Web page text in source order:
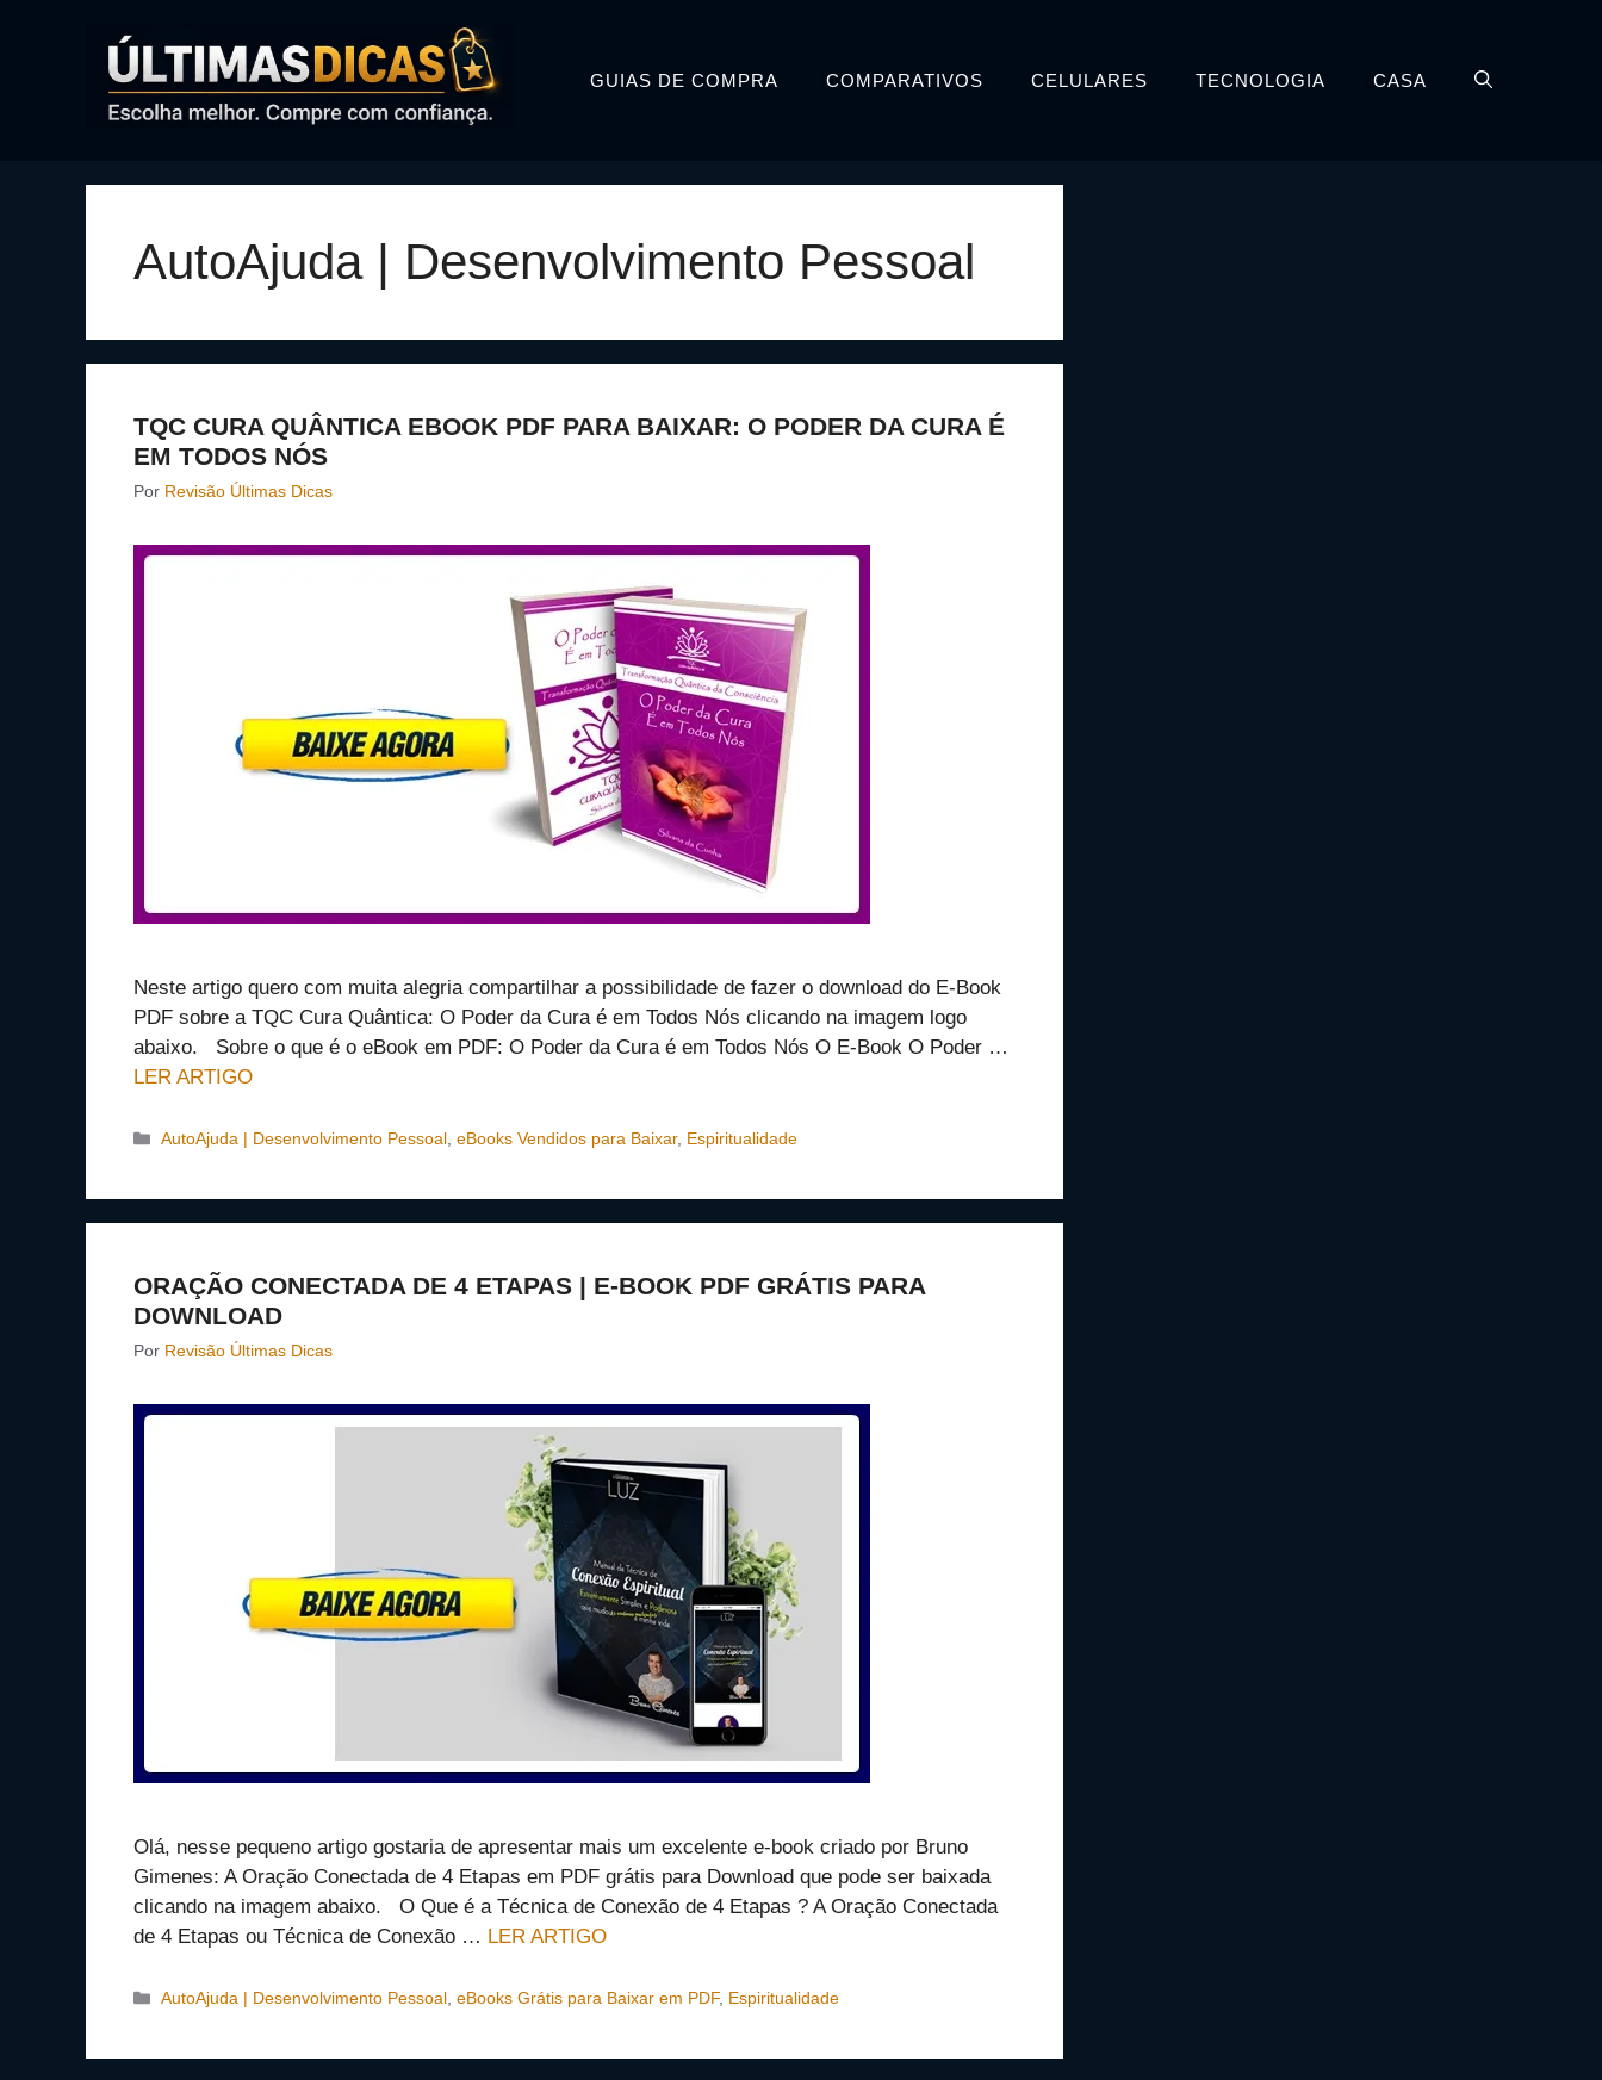
GUIAS DE COMPRA COMPARATIVOS CELULARES TECNOLOGIA CASA
AutoAjuda | Desenvolvimento Pessoal
TQC CURA QUÂNTICA EBOOK PDF PARA BAIXAR: O PODER DA CURA É
EM TODOS NÓS
Por Revisão Últimas Dicas
Neste artigo quero com muita alegria compartilhar a possibilidade de fazer o download do E-Book
PDF sobre a TQC Cura Quântica: O Poder da Cura é em Todos Nós clicando na imagem logo
abaixo. Sobre o que é o eBook em PDF: O Poder da Cura é em Todos Nós O E-Book O Poder …
LER ARTIGO
Categorias
AutoAjuda | Desenvolvimento Pessoal,eBooks Vendidos para Baixar, Espiritualidade
ORAÇÃO CONECTADA DE 4 ETAPAS | E-BOOK PDF GRÁTIS PARA
DOWNLOAD
Por Revisão Últimas Dicas
Olá, nesse pequeno artigo gostaria de apresentar mais um excelente e-book criado por Bruno
Gimenes: A Oração Conectada de 4 Etapas em PDF grátis para Download que pode ser baixada
clicando na imagem abaixo. O Que é a Técnica de Conexão de 4 Etapas ? A Oração Conectada
de 4 Etapas ou Técnica de Conexão … LER ARTIGO
Categorias
AutoAjuda | Desenvolvimento Pessoal,eBooks Grátis para Baixar em PDF, Espiritualidade